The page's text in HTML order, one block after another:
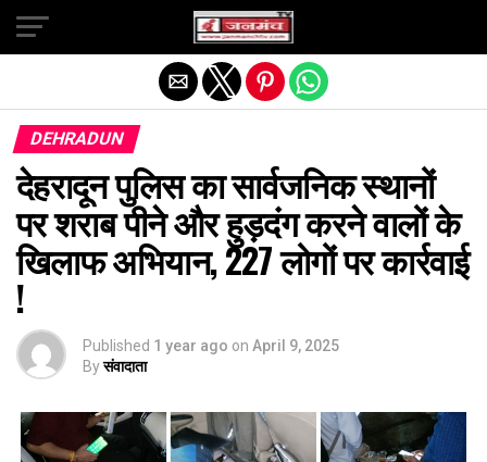
DEHRADUN
देहरादून पुलिस का सार्वजनिक स्थानों
पर शराब पीने और हुड़दंग करने वालों के
खिलाफ अभियान, 227 लोगों पर कार्रवाई
!
Published 1 year ago on April 9, 2025
Byसंवादाता
Exit mobile version